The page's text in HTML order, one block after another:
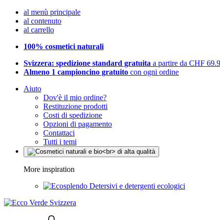
al menù principale
al contenuto
al carrello
100% cosmetici naturali
Svizzera: spedizione standard gratuita a partire da CHF
Almeno 1 campioncino gratuito con ogni ordine
Aiuto
Dov'è il mio ordine?
Restituzione prodotti
Costi di spedizione
Opzioni di pagamento
Contattaci
Tutti i temi
More inspiration
Detersivi e detergenti ecologici